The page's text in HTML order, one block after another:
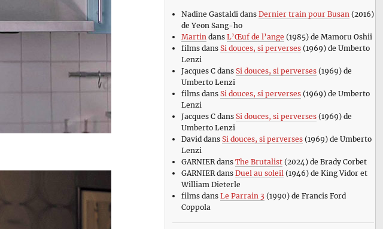
Nadine Gastaldi dans Dernier train pour Busan (2016)
de Yeon Sang-ho
Martin dans L’Œuf de l’ange (1985) de Mamoru Oshii
filmsdans Si douces, si perverses(1969) de Umberto
Lenzi
Jacques Cdans Si douces, si perverses(1969) de
Umberto Lenzi
filmsdans Si douces, si perverses(1969) de Umberto
Lenzi
Jacques Cdans Si douces, si perverses(1969) de
Umberto Lenzi
David dans Si douces, si perverses(1969) de Umberto
Lenzi
GARNIERdans The Brutalist(2024) de Brady Corbet
GARNIERdans Duel au soleil (1946) de King Vidor et
William Dieterle
filmsdans Le Parrain 3 (1990) de Francis Ford
Coppola